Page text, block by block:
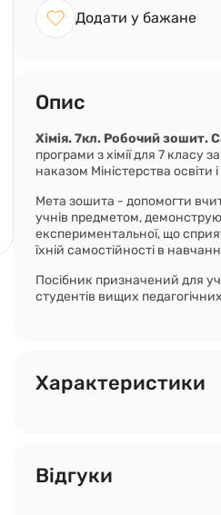
Додати у бажане
Опис
Хімія. 7кл. Робочий зошит.
програми з хімії для 7 класу
наказом Міністерства
Мета зошита - допомогти
учнів предметом,
експериментальної, що
їхній самостійності в
Посібник призначений для
студентів вищих
Характеристики
Відгуки